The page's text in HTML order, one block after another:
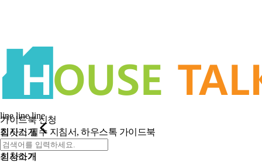
line line line
회사소개
인사말
회사소개
가이드북 신청
집짓기 필수 지침서, 하우스톡 가이드북
신청하기